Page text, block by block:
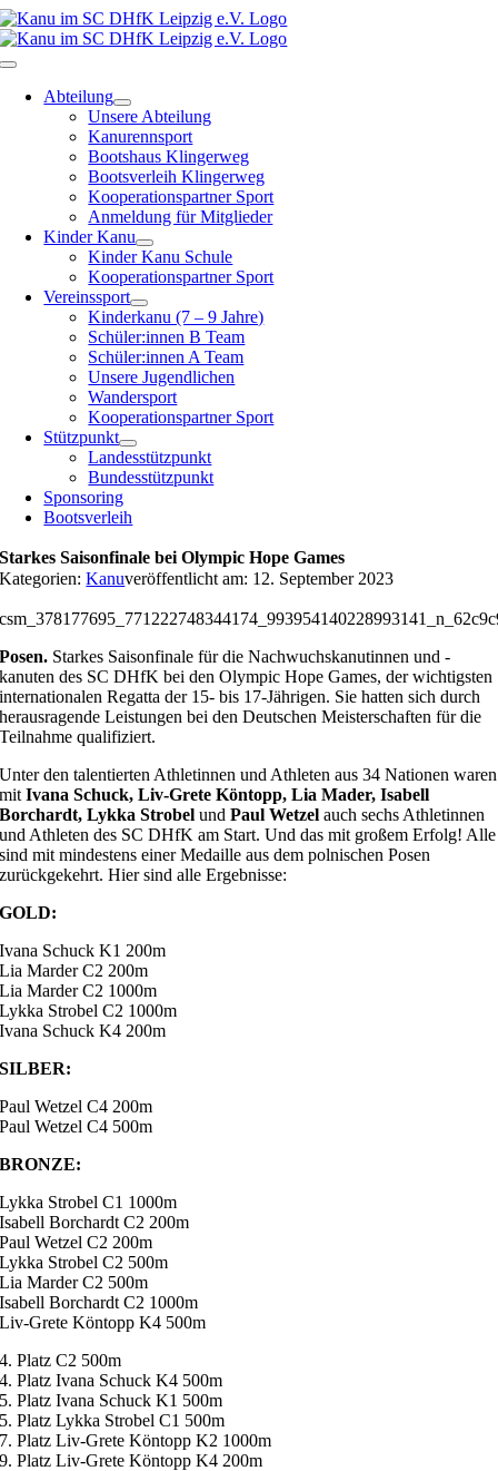
Zum
Inhalt
springen
Toggle
NavigationAbteilung
Unsere Abteilung
Kanurennsport
Bootshaus Klingerweg
Bootsverleih Klingerweg
Kooperationspartner Sport
Anmeldung für Mitglieder
Kinder Kanu
Kinder Kanu Schule
Kooperationspartner Sport
Vereinssport
Kinderkanu (7 – 9 Jahre)
Schüler:innen B Team
Schüler:innen A Team
Unsere Jugendlichen
Wandersport
Kooperationspartner Sport
Stützpunkt
Landesstützpunkt
Bundesstützpunkt
Sponsoring
Bootsverleih
Starkes Saisonfinale bei Olympic Hope Games
Kategorien:Kanuveröffentlicht am: 12. September 2023
Posen. Starkes Saisonfinale für die Nachwuchskanutinnen und -
kanuten des SC DHfK bei den Olympic Hope Games, der wichtigsten
internationalen Regatta der 15- bis 17-Jährigen. Sie hatten sich durch
herausragende Leistungen bei den Deutschen Meisterschaften für die
Teilnahme qualifiziert.
Unter den talentierten Athletinnen und Athleten aus 34 Nationen waren
mitIvana Schuck, Liv-Grete Köntopp, Lia Mader, Isabell
Borchardt, Lykka Strobel undPaul Wetzelauch sechs Athletinnen
und Athleten des SC DHfK am Start. Und das mit großem Erfolg! Alle
sind mit mindestens einer Medaille aus dem polnischen Posen
zurückgekehrt. Hier sind alle Ergebnisse:
GOLD:
Ivana Schuck K1 200m
Lia Marder C2 200m
Lia Marder C2 1000m
Lykka Strobel C2 1000m
Ivana Schuck K4 200m
SILBER:
Paul Wetzel C4 200m
Paul Wetzel C4 500m
BRONZE:
Lykka Strobel C1 1000m
Isabell Borchardt C2 200m
Paul Wetzel C2 200m
Lykka Strobel C2 500m
Lia Marder C2 500m
Isabell Borchardt C2 1000m
Liv-Grete Köntopp K4 500m
4. Platz C2 500m
4. Platz Ivana Schuck K4 500m
5. Platz Ivana Schuck K1 500m
5. Platz Lykka Strobel C1 500m
7. Platz Liv-Grete Köntopp K2 1000m
9. Platz Liv-Grete Köntopp K4 200m